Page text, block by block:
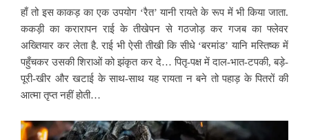
हाँ तो इस काकड़ का एक उपयोग ‘रैत’ यानी रायते के रूप में भी किया जाता.
ककड़ी का करारापन राई के तीखेपन से गठजोड़ कर गजब का फ्लेवर
अख्तियार कर लेता है. राई भी ऐसी तीखी कि सीधे ‘बरमांड’ यानि मस्तिष्क में
पहुँचकर उसकी शिराओं को झंकृत कर दे… पितृ-पक्ष में दाल-भात-टपकी, बड़े-
पूरी-खीर और खटाई के साथ-साथ यह रायता न बने तो पहाड़ के पितरों की
आत्मा तृप्त नहीं होती…